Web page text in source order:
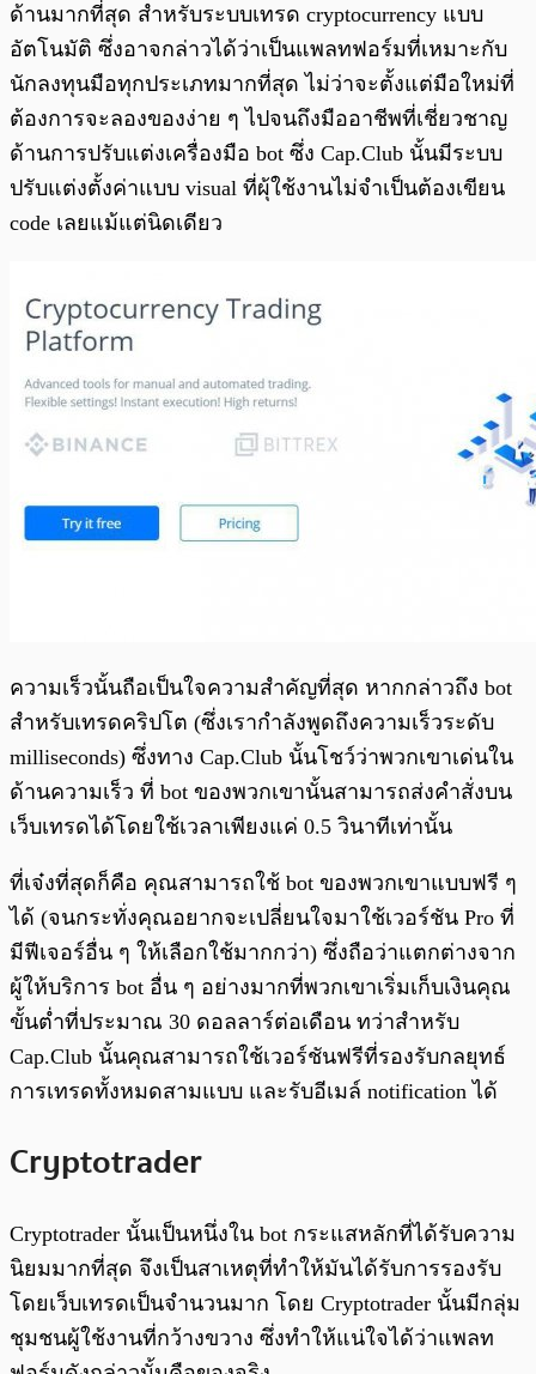
ด้านมากที่สุด สำหรับระบบเทรด cryptocurrency แบบ
อัตโนมัติ ซึ่งอาจกล่าวได้ว่าเป็นแพลทฟอร์มที่เหมาะกับ
นักลงทุนมือทุกประเภทมากที่สุด ไม่ว่าจะตั้งแต่มือใหม่ที่
ต้องการจะลองของง่าย ๆ ไปจนถึงมืออาชีพที่เชี่ยวชาญ
ด้านการปรับแต่งเครื่องมือ bot ซึ่ง Cap.Club นั้นมีระบบ
ปรับแต่งตั้งค่าแบบ visual ที่ผุ้ใช้งานไม่จำเป็นต้องเขียน
code เลยแม้แต่นิดเดียว
ความเร็วนั้นถือเป็นใจความสำคัญที่สุด หากกล่าวถึง bot
สำหรับเทรดคริปโต (ซึ่งเรากำลังพูดถึงความเร็วระดับ
milliseconds) ซึ่งทาง Cap.Club นั้นโชว์ว่าพวกเขาเด่นใน
ด้านความเร็ว ที่ bot ของพวกเขานั้นสามารถส่งคำสั่งบน
เว็บเทรดได้โดยใช้เวลาเพียงแค่ 0.5 วินาทีเท่านั้น
ที่เจ๋งที่สุดก็คือ คุณสามารถใช้ bot ของพวกเขาแบบฟรี ๆ
ได้ (จนกระทั่งคุณอยากจะเปลี่ยนใจมาใช้เวอร์ชัน Pro ที่
มีฟีเจอร์อื่น ๆ ให้เลือกใช้มากกว่า) ซึ่งถือว่าแตกต่างจาก
ผู้ให้บริการ bot อื่น ๆ อย่างมากที่พวกเขาเริ่มเก็บเงินคุณ
ขั้นต่ำที่ประมาณ 30 ดอลลาร์ต่อเดือน ทว่าสำหรับ
Cap.Club นั้นคุณสามารถใช้เวอร์ชันฟรีที่รองรับกลยุทธ์
การเทรดทั้งหมดสามแบบ และรับอีเมล์ notification ได้
Cryptotrader
Cryptotrader นั้นเป็นหนึ่งใน bot กระแสหลักที่ได้รับความ
นิยมมากที่สุด จึงเป็นสาเหตุที่ทำให้มันได้รับการรองรับ
โดยเว็บเทรดเป็นจำนวนมาก โดย Cryptotrader นั้นมีกลุ่ม
ชุมชนผู้ใช้งานที่กว้างขวาง ซึ่งทำให้แน่ใจได้ว่าแพลท